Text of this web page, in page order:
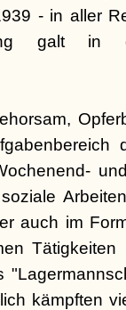
- in aller
galt in
auch im
kämpften